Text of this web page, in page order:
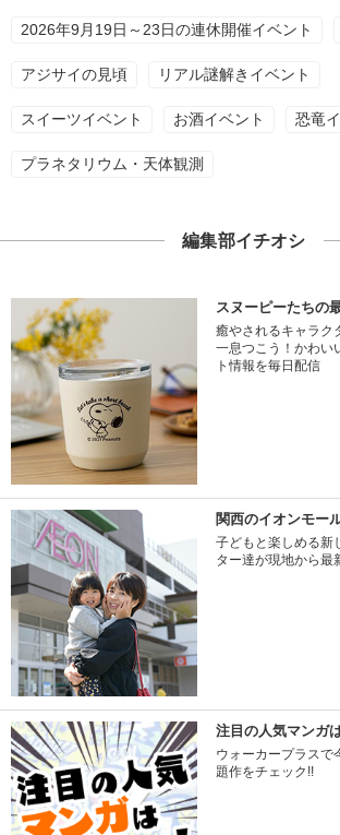
2026年9月19日～23日の連休開催イベント
アジサイの見頃 リアル謎解きイベント
スイーツイベント お酒イベント 恐竜
プラネタリウム・天体観測
編集部イチオシ
スヌーピーたちの
癒やされるキャラク
一息つこう！かわい
ト情報を毎日配信
関西のイオンモー
子どもと楽しめる新
ター達が現地から最
注目の人気マンガ
ウォーカープラスで
題作をチェック!!